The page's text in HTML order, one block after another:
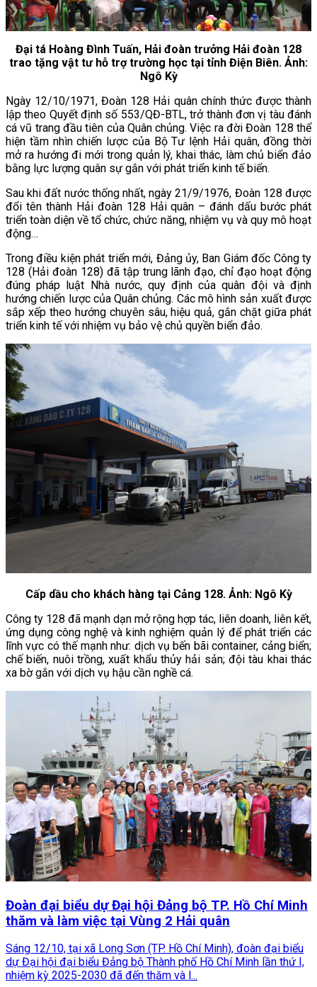
Đại tá Hoàng Đình Tuấn, Hải đoàn trưởng Hải đoàn 128
trao tặng vật tư hỗ trợ trường học tại tỉnh Điện Biên. Ảnh:
Ngô Kỳ
Ngày 12/10/1971, Đoàn 128 Hải quân chính thức được thành
lập theo Quyết định số 553/QĐ-BTL, trở thành đơn vị tàu đánh
cá vũ trang đầu tiên của Quân chủng. Việc ra đời Đoàn 128 thể
hiện tầm nhìn chiến lược của Bộ Tư lệnh Hải quân, đồng thời
mở ra hướng đi mới trong quản lý, khai thác, làm chủ biển đảo
bằng lực lượng quân sự gắn với phát triển kinh tế biển.
Sau khi đất nước thống nhất, ngày 21/9/1976, Đoàn 128 được
đổi tên thành Hải đoàn 128 Hải quân – đánh dấu bước phát
triển toàn diện về tổ chức, chức năng, nhiệm vụ và quy mô hoạt
động…
Trong điều kiện phát triển mới, Đảng ủy, Ban Giám đốc Công ty
128 (Hải đoàn 128) đã tập trung lãnh đạo, chỉ đạo hoạt động
đúng pháp luật Nhà nước, quy định của quân đội và định
hướng chiến lược của Quân chủng. Các mô hình sản xuất được
sắp xếp theo hướng chuyên sâu, hiệu quả, gắn chặt giữa phát
triển kinh tế với nhiệm vụ bảo vệ chủ quyền biển đảo.
Cấp dầu cho khách hàng tại Cảng 128. Ảnh: Ngô Kỳ
Công ty 128 đã mạnh dạn mở rộng hợp tác, liên doanh, liên kết,
ứng dụng công nghệ và kinh nghiệm quản lý để phát triển các
lĩnh vực có thế mạnh như: dịch vụ bến bãi container, cảng biển;
chế biến, nuôi trồng, xuất khẩu thủy hải sản; đội tàu khai thác
xa bờ gắn với dịch vụ hậu cần nghề cá.
Đoàn đại biểu dự Đại hội Đảng bộ TP. Hồ Chí Minh
thăm và làm việc tại Vùng 2 Hải quân
Sáng 12/10, tại xã Long Sơn (TP. Hồ Chí Minh), đoàn đại biểu
dự Đại hội đại biểu Đảng bộ Thành phố Hồ Chí Minh lần thứ I,
nhiệm kỳ 2025-2030 đã đến thăm và l...